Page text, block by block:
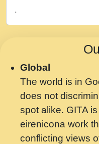
Chahe Ram Ho
मझ अपन जवन
Shri ravinandan
मन अशांत मंत्र
Gyananand Ji
मन बध लय परम
.
Global
The world is in
does not
spot alike. GITA
eirenicona work
conflicting views